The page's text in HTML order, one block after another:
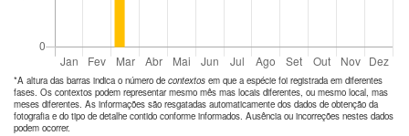
*A altura das barras indica o número de contextos em que a espécie foi registrada em diferentes
fases. Os contextos podem representar mesmo mês mas locais diferentes, ou mesmo local, mas
meses diferentes. As informações são resgatadas automaticamente dos dados de obtenção da
fotografia e do tipo de detalhe contido conforme informados. Ausência ou incorreções nestes dados
podem ocorrer.